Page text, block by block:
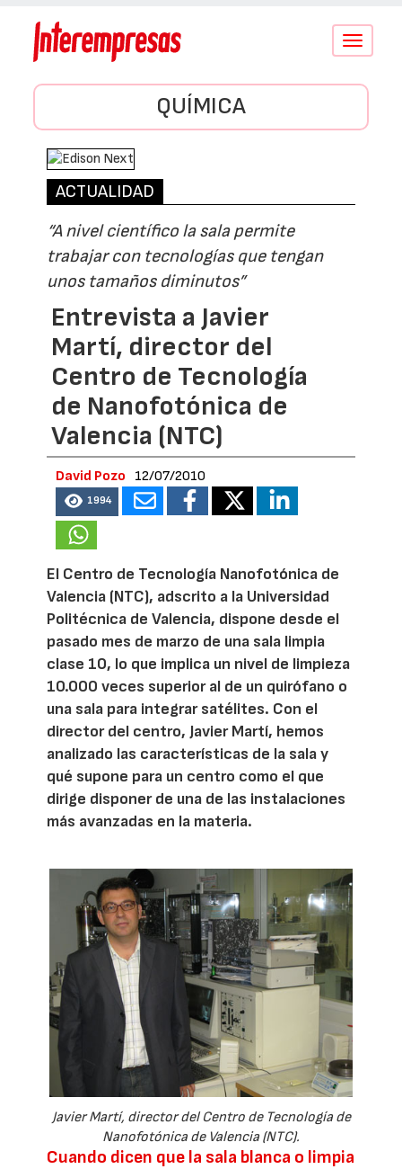
Conmutar
QUÍMICA
ACTUALIDAD
“A nivel científico la sala permite
trabajar con tecnologías que tengan
unos tamaños diminutos”
Entrevista a Javier
Martí, director del
Centro de Tecnología
de Nanofotónica de
Valencia (NTC)
David Pozo 12/07/2010
1994
El Centro de Tecnología Nanofotónica de
Valencia (NTC), adscrito a la Universidad
Politécnica de Valencia, dispone desde el
pasado mes de marzo de una sala limpia
clase 10, lo que implica un nivel de limpieza
10.000 veces superior al de un quirófano o
una sala para integrar satélites. Con el
director del centro, Javier Martí, hemos
analizado las características de la sala y
qué supone para un centro como el que
dirige disponer de una de las instalaciones
más avanzadas en la materia.
Javier Martí, director del Centro de Tecnología de
Nanofotónica de Valencia (NTC).
Cuando dicen que la sala blanca o limpia